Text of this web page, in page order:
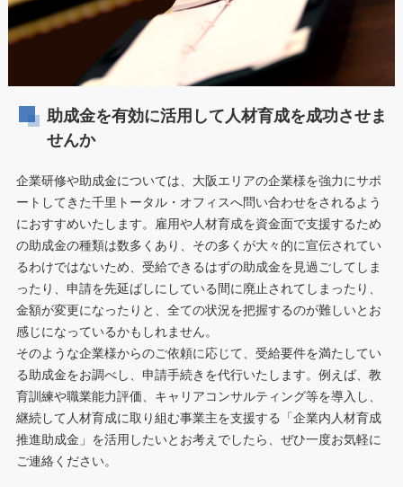
助成金を有効に活用して人材育成を成功させま
せんか
企業研修や助成金については、大阪エリアの企業様を強力にサポ
ートしてきた千里トータル・オフィスへ問い合わせをされるよう
におすすめいたします。雇用や人材育成を資金面で支援するため
の助成金の種類は数多くあり、その多くが大々的に宣伝されてい
るわけではないため、受給できるはずの助成金を見過ごしてしま
ったり、申請を先延ばしにしている間に廃止されてしまったり、
金額が変更になったりと、全ての状況を把握するのが難しいとお
感じになっているかもしれません。
そのような企業様からのご依頼に応じて、受給要件を満たしてい
る助成金をお調べし、申請手続きを代行いたします。例えば、教
育訓練や職業能力評価、キャリアコンサルティング等を導入し、
継続して人材育成に取り組む事業主を支援する「企業内人材育成
推進助成金」を活用したいとお考えでしたら、ぜひ一度お気軽に
ご連絡ください。